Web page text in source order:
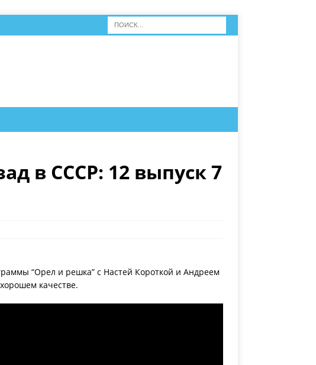
в СССР: 12 выпуск 7
“Орел и решка” с Настей Короткой и Андреем
качестве.